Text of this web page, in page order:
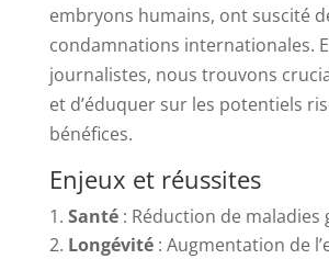
embryons humains, ont suscité
condamnations internationales.
journalistes, nous trouvons
et d’éduquer sur les potentiels
bénéfices.
Enjeux et réussites
Santé: Réduction de maladies
Longévité: Augmentation de